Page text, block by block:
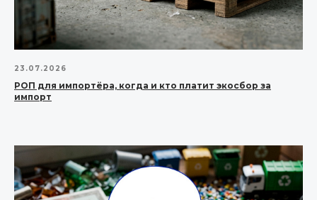
23.07.2026
РОП для импортёра, когда и кто платит экосбор за
импорт